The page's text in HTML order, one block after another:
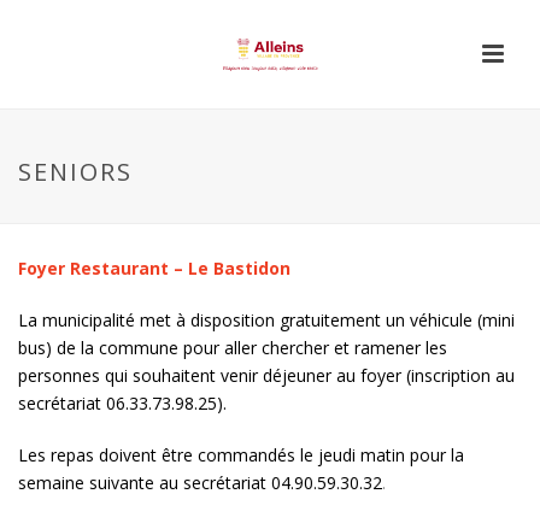
SENIORS
Foyer Restaurant – Le Bastidon
La municipalité met à disposition gratuitement un véhicule (mini
bus) de la commune pour aller chercher et ramener les
personnes qui souhaitent venir déjeuner au foyer (inscription au
secrétariat 06.33.73.98.25).
Les repas doivent être commandés le jeudi matin pour la
semaine suivante au secrétariat 04.90.59.30.32.